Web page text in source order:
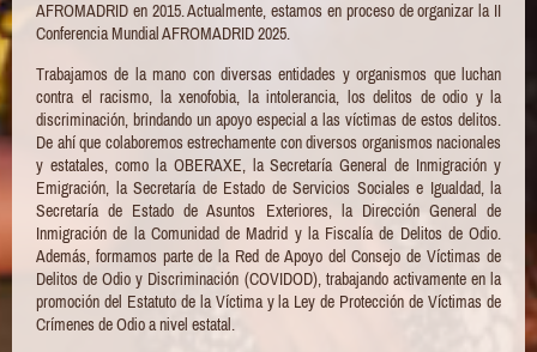
AFROMADRID en 2015. Actualmente, estamos en proceso de organizar la II
Conferencia Mundial AFROMADRID 2025.
Trabajamos de la mano con diversas entidades y organismos que luchan
contra el racismo, la xenofobia, la intolerancia, los delitos de odio y la
discriminación, brindando un apoyo especial a las víctimas de estos delitos.
De ahí que colaboremos estrechamente con diversos organismos nacionales
y estatales, como la OBERAXE, la Secretaría General de Inmigración y
Emigración, la Secretaría de Estado de Servicios Sociales e Igualdad, la
Secretaría de Estado de Asuntos Exteriores, la Dirección General de
Inmigración de la Comunidad de Madrid y la Fiscalía de Delitos de Odio.
Además, formamos parte de la Red de Apoyo del Consejo de Víctimas de
Delitos de Odio y Discriminación (COVIDOD), trabajando activamente en la
promoción del Estatuto de la Víctima y la Ley de Protección de Víctimas de
Crímenes de Odio a nivel estatal.